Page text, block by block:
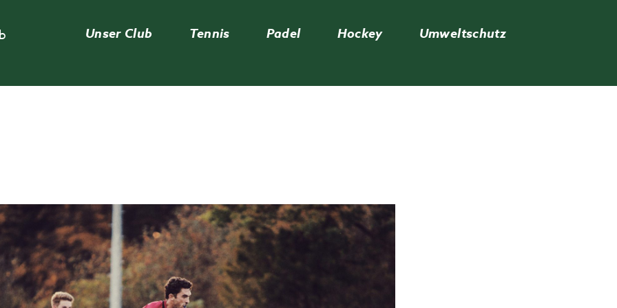
Unser Club Tennis Padel Hockey Umweltschutz